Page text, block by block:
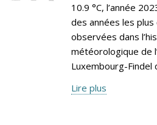
10.9 °C, l’année
des années les plus
observées dans
météorologique de
Luxembourg-Findel
Lire plus